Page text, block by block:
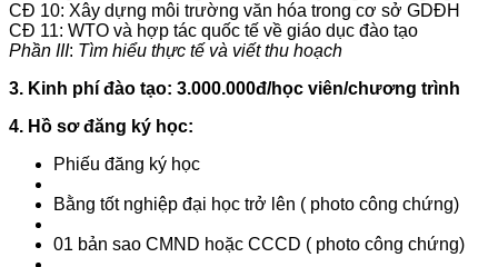
CĐ 10: Xây dựng môi trường văn hóa trong cơ sở GDĐH
CĐ 11: WTO và hợp tác quốc tế về giáo dục đào tạo
Phần III: Tìm hiểu thực tế và viết thu hoạch
3. Kinh phí đào tạo: 3.000.000đ/học viên/chương trình
4. Hồ sơ đăng ký học:
Phiếu đăng ký học
Bằng tốt nghiệp đại học trở lên ( photo công chứng)
01 bản sao CMND hoặc CCCD ( photo công chứng)